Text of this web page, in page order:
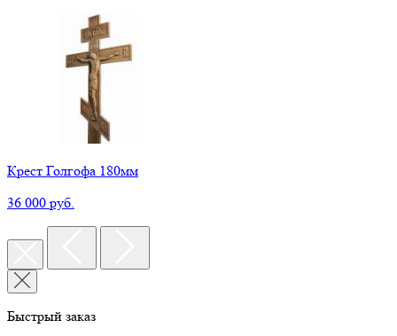
Крест Голгофа 180мм
36 000 руб.
Быстрый заказ